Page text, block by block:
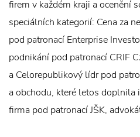
firem v každém kraji a ocenění
speciálních kategorií: Cena za
pod patronací Enterprise
podnikání pod patronací CRIF
a Celorepublikový lídr pod
a obchodu, které letos doplnila
firma pod patronací JŠK,